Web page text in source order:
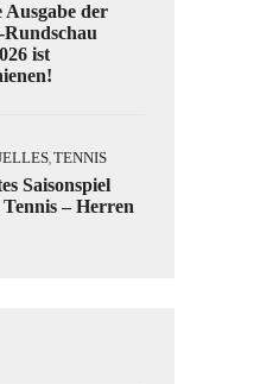
Ausgabe der
ist
, TENNIS
Saisonspiel
Tennis – Herren